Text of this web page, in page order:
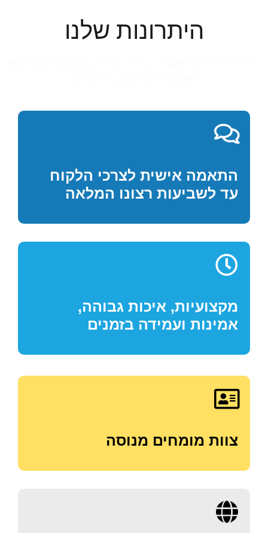
היתרונות שלנו
התאמה אישית לצרכי הלקוח
עד לשביעות רצונו המלאה
מקצועיות, איכות גבוהה,
אמינות ועמידה בזמנים
צוות מומחים מנוסה